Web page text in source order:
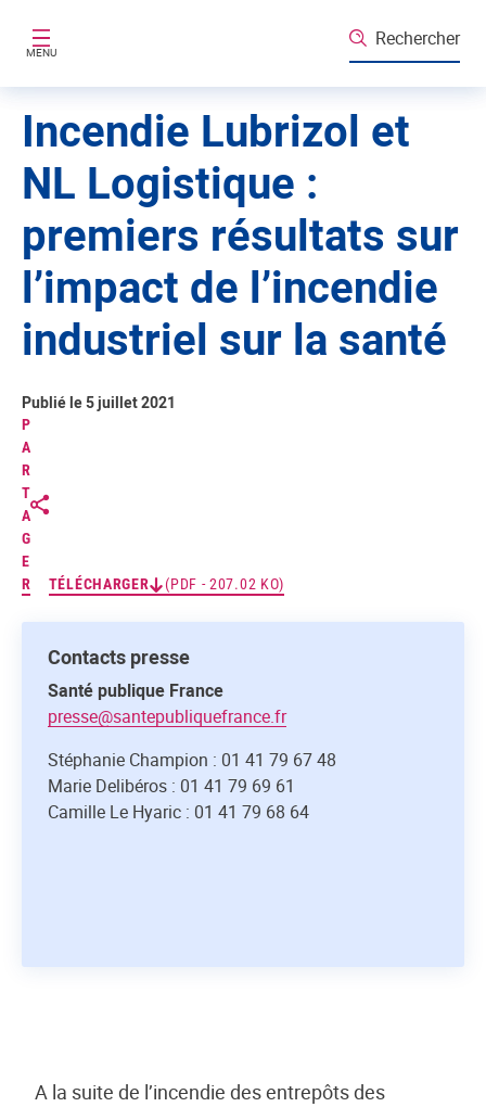
MENU
Rechercher
Incendie Lubrizol et
NL Logistique :
premiers résultats sur
l’impact de l’incendie
industriel sur la santé
P
A
R
T
A
G
E
R
TÉLÉCHARGER (PDF - 207.02 KO)
Publié le 5 juillet 2021
Contacts presse
Santé publique France
presse@santepubliquefrance.fr
Stéphanie Champion : 01 41 79 67 48
Marie Delibéros : 01 41 79 69 61
Camille Le Hyaric : 01 41 79 68 64
A la suite de l’incendie des entrepôts des